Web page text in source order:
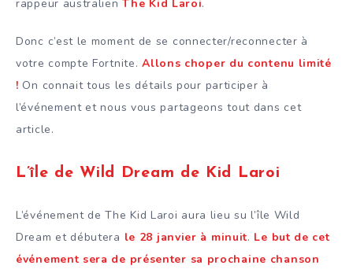
rappeur australienThe Kid Laroi.
Donc c’est le moment de se connecter/reconnecter à
votre compte Fortnite.Allons choper du contenu limité
! On connait tous les détails pour participer à
l’événement et nous vous partageons tout dans cet
article.
L’île de Wild Dream de Kid Laroi
L’événement de The Kid Laroi aura lieu su l’île Wild
Dream et débutera le 28 janvier à minuit. Le but de cet
événement sera de présenter sa prochaine chanson